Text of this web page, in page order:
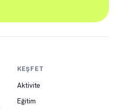
KEŞFET
Aktivite
Eğitim